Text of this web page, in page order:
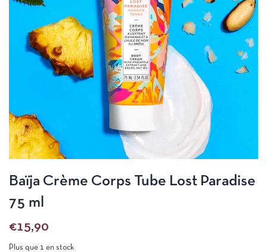
Baïja Crème Corps Tube Lost Paradise
75 ml
€15,90
Plus que 1 en stock